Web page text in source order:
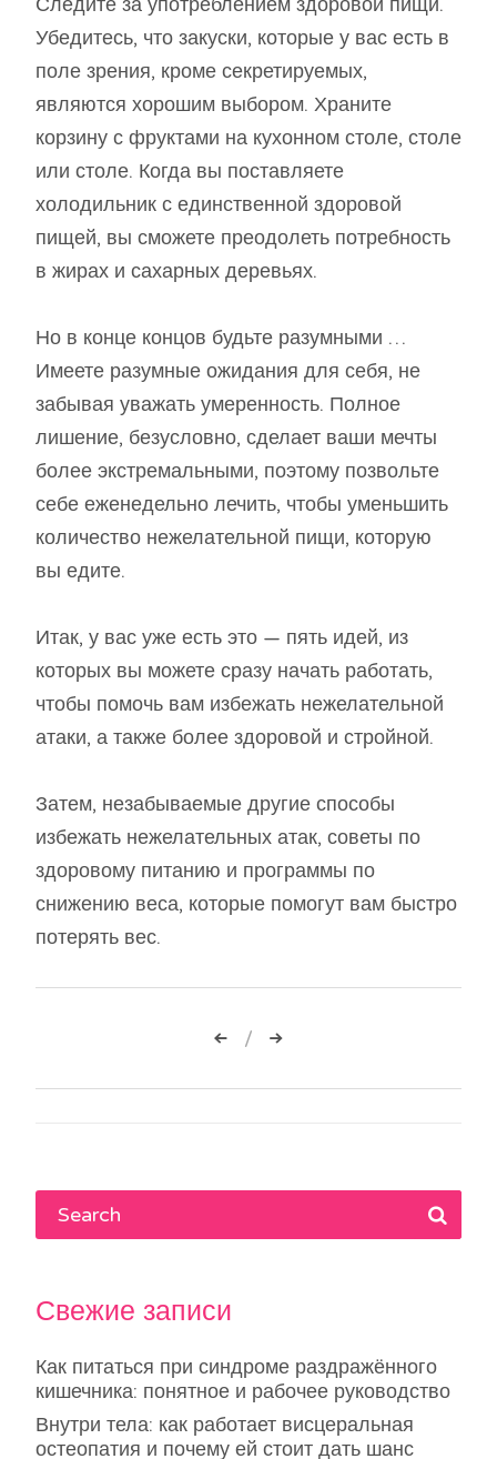
Убедитесь, что закуски, которые у вас есть в
поле зрения, кроме секретируемых,
являются хорошим выбором. Храните
корзину с фруктами на кухонном столе, столе
или столе. Когда вы поставляете
холодильник с единственной здоровой
пищей, вы сможете преодолеть потребность
в жирах и сахарных деревьях.
Но в конце концов будьте разумными …
Имеете разумные ожидания для себя, не
забывая уважать умеренность. Полное
лишение, безусловно, сделает ваши мечты
более экстремальными, поэтому позвольте
себе еженедельно лечить, чтобы уменьшить
количество нежелательной пищи, которую
вы едите.
Итак, у вас уже есть это — пять идей, из
которых вы можете сразу начать работать,
чтобы помочь вам избежать нежелательной
атаки, а также более здоровой и стройной.
Затем, незабываемые другие способы
избежать нежелательных атак, советы по
здоровому питанию и программы по
снижению веса, которые помогут вам быстро
потерять вес.
Навигация
по
Свежие записи
Как питаться при синдроме раздражённого
кишечника: понятное и рабочее руководство
Внутри тела: как работает висцеральная
остеопатия и почему ей стоит дать шанс